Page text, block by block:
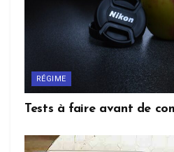
RÉGIME
Tests à faire avant de